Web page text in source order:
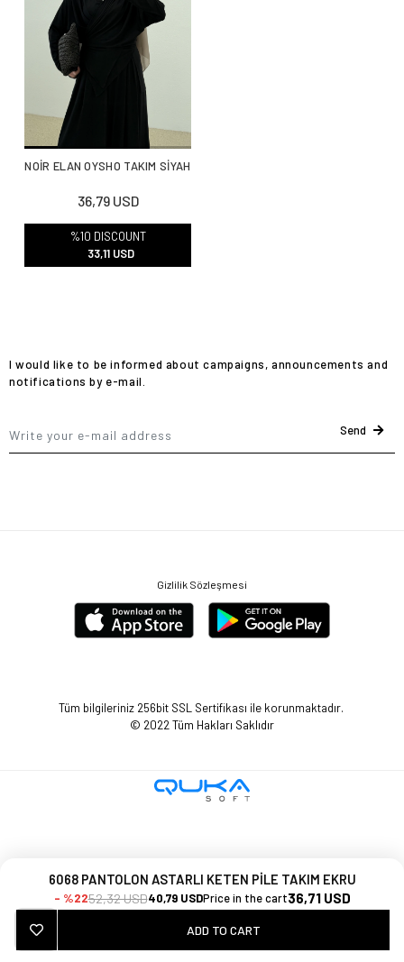
6068 PANTOLON ASTARLI KETEN PİLE TAKIM EKRU
- %2252,32 USD40,79 USDPrice in the cart36,71 USD
ADD TO CART
NOİR ELAN OYSHO TAKIM SİYAH
36,79 USD
%10 DISCOUNT
33,11 USD
I would like to be informed about campaigns, announcements and
notifications by e-mail.
Send
Gizlilik Sözleşmesi
Tüm bilgileriniz 256bit SSL Sertifikası ile korunmaktadır.
© 2022 Tüm Hakları Saklıdır